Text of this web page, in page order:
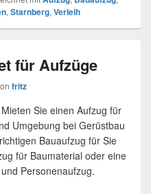
, Starnberg, Verleih
für Aufzüge
fritz
Sie einen Aufzug für
Umgebung bei Gerüstbau
Bauaufzug für Sie
für Baumaterial oder eine
Personenaufzug.
für Aufzüge